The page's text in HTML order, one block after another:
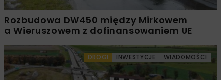
Rozbudowa DW450 między Mirkowem
a Wieruszowem z dofinansowaniem UE
DROGI INWESTYCJE WIADOMOŚCI